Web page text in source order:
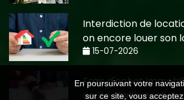
Interdiction de
on encore louer son
15-07-2026
Frais d'achat
coûte réellement un
En poursuivant votre
sur ce site, vous acceptez